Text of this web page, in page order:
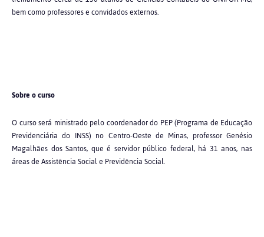
bem como professores e convidados externos.
Sobre o curso
O curso será ministrado pelo coordenador do PEP (Programa de Educação
Previdenciária do INSS) no Centro-Oeste de Minas, professor Genésio
Magalhães dos Santos, que é servidor público federal, há 31 anos, nas
áreas de Assistência Social e Previdência Social.